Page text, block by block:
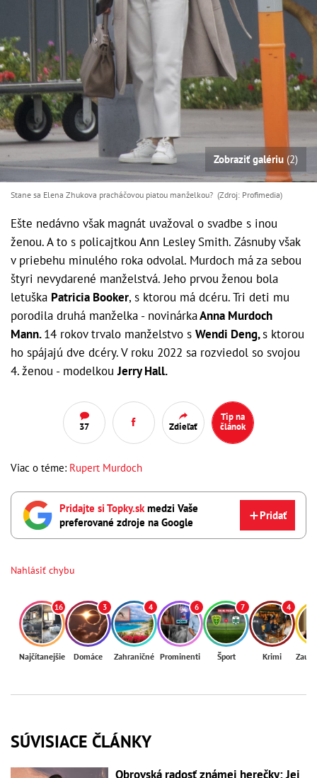
Zobraziť galériu (2)
Stane sa Elena Zhukova pracháčovou piatou manželkou? (Zdroj: Profimedia)
Ešte nedávno však magnát uvažoval o svadbe s inou
ženou. A to s policajtkou Ann Lesley Smith. Zásnuby však
v priebehu minulého roka odvolal. Murdoch má za sebou
štyri nevydarené manželstvá. Jeho prvou ženou bola
letuška Patricia Booker, s ktorou má dcéru. Tri deti mu
porodila druhá manželka - novinárkaAnna Murdoch
Mann.14 rokov trvalo manželstvo s Wendi Deng,s ktorou
ho spájajú dve dcéry. V roku 2022 sa rozviedol so svojou
4. ženou - modelkouJerry Hall.
37 Zdieľať
Tip na
článok
Viac o téme: Rupert Murdoch
Pridajte si Topky.skmedzi Vaše
preferované zdroje na Google
Pridať
Nahlásiť chybu
16
Najčítanejšie
3
Domáce
4
Zahraničné
6
Prominenti
7
Šport
4
Krimi
SÚVISIACE ČLÁNKY
Obrovská radosť známej herečky: Jej